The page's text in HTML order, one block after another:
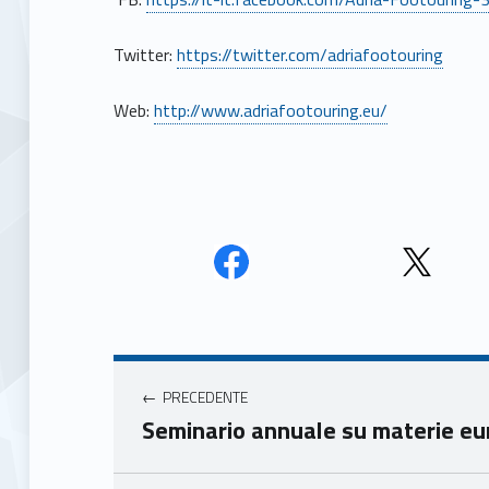
Twitter:https://twitter.com/adriafootouring
Web:http://www.adriafootouring.eu/
Unio
mer
e
Unio
e
Navigazione articoli
PRECEDENTE
Seminario annuale su materie